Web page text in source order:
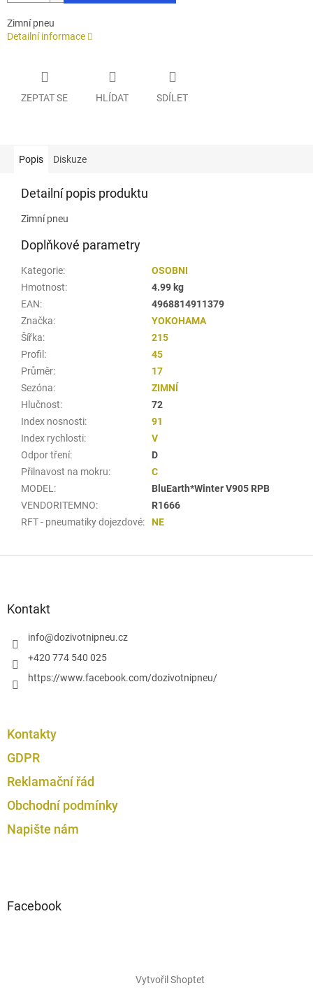
Zimní pneu
Detailní informace
ZEPTAT SE HLÍDAT SDÍLET
Popis Diskuze
Detailní popis produktu
Zimní pneu
Doplňkové parametry
Kategorie:
OSOBNI
Hmotnost:
4.99 kg
EAN:
4968814911379
Značka:
YOKOHAMA
Šířka:
215
Profil :
45
Průměr:
17
Sezóna:
ZIMNÍ
Hlučnost:
72
Index nosnosti:
91
Index rychlosti:
V
Odpor tření:
D
Přilnavost na mokru:
C
MODEL :
BluEarth*Winter V905 RPB
VENDORITEMNO:
R1666
RFT - pneumatiky dojezdové: NE
Kontakt
info@dozivotnipneu.cz
+420 774 540 025
https://www.facebook.com/dozivotnipneu/
Kontakty
GDPR
Reklamační řád
Obchodní podmínky
Napište nám
Facebook
Vytvořil Shoptet